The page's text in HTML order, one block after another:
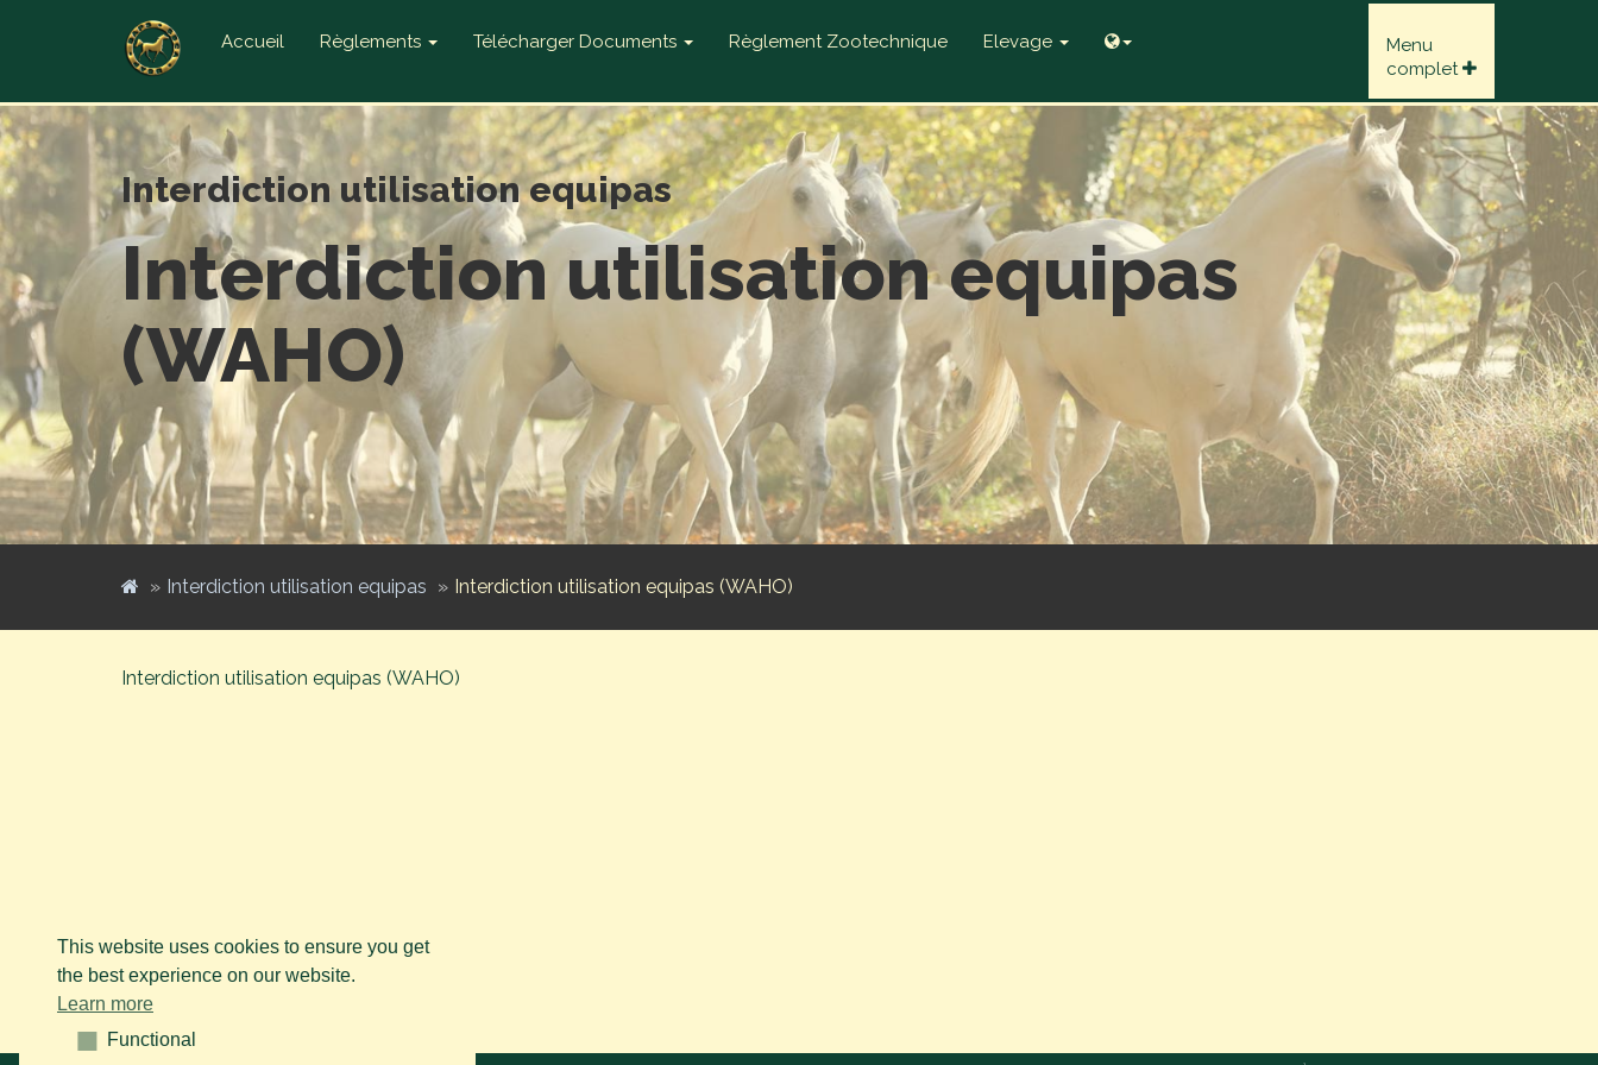
Accueil Règlements Télécharger Documents Règlement Zootechnique Elevage
Menu
complet
Interdiction utilisation equipas
Interdiction utilisation equipas
(WAHO)
Interdiction utilisation equipas Interdiction utilisation equipas (WAHO)
Interdiction utilisation equipas (WAHO)
This website uses cookies to ensure you get
the best experience on our website.
Learn more
Functional
Functional